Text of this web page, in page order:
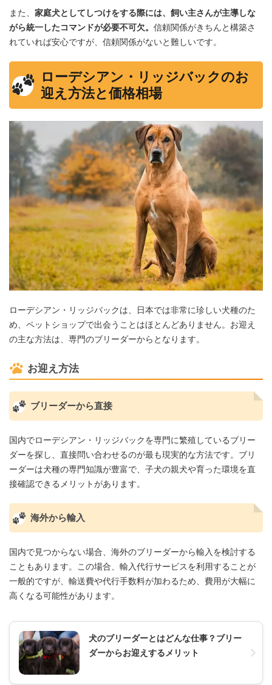
また、 家庭犬としてしつけをする際には、飼い主さんが主導しな
がら統一したコマンドが必要不可欠。 信頼関係がきちんと構築さ
れていれば安心ですが、信頼関係がないと難しいです。
ローデシアン・リッジバックのお
迎え方法と価格相場
ローデシアン・リッジバックは、日本では非常に珍しい犬種のた
め、ペットショップで出会うことはほとんどありません。お迎え
の主な方法は、専門のブリーダーからとなります。
お迎え方法
ブリーダーから直接
国内でローデシアン・リッジバックを専門に繁殖しているブリー
ダーを探し、直接問い合わせるのが最も現実的な方法です。ブリ
ーダーは犬種の専門知識が豊富で、子犬の親犬や育った環境を直
接確認できるメリットがあります。
海外から輸入
国内で見つからない場合、海外のブリーダーから輸入を検討する
こともあります。この場合、輸入代行サービスを利用することが
一般的ですが、輸送費や代行手数料が加わるため、費用が大幅に
高くなる可能性があります。
犬のブリーダーとはどんな仕事？ブリー
ダーからお迎えするメリット